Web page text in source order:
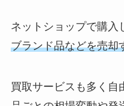
ネットショップで購入
ブランド品などを売却
買取サービスも多く自